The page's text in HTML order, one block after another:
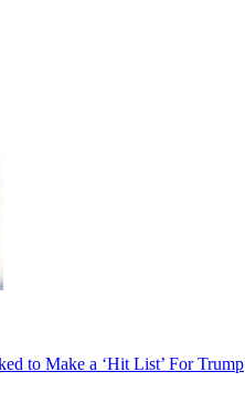
to Make a ‘Hit List’ For Trump